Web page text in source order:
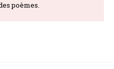
poèmes.